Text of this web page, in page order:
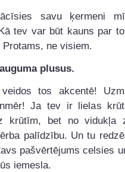
savu ķermeni
tev var būt kauns par
Protams, ne visiem.
plusus.
tos akcentē!
Ja tev ir lielas
krūtīm, bet no vidukļa
palīdzību. Un tu
pašvērtējums celsies
iemesla.